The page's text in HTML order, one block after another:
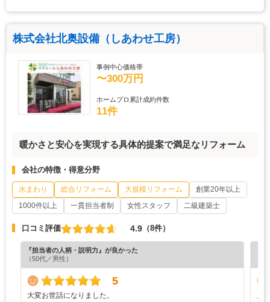
株式会社北奥設備（しあわせ工房）
事例中心価格帯
〜300万円
ホームプロ累計成約件数
11件
暖かさと安心を実現する具体的提案で満足なリフォーム
会社の特徴・得意分野
水まわり 総合リフォーム 大規模リフォーム
創業20年以上
1000件以上
一貫担当者制 女性スタッフ 二級建築士
口コミ評価 4.9 （8件）
『担当者の人柄・説明力』が良かった
（50代／男性）
5
大変お世話になりました。